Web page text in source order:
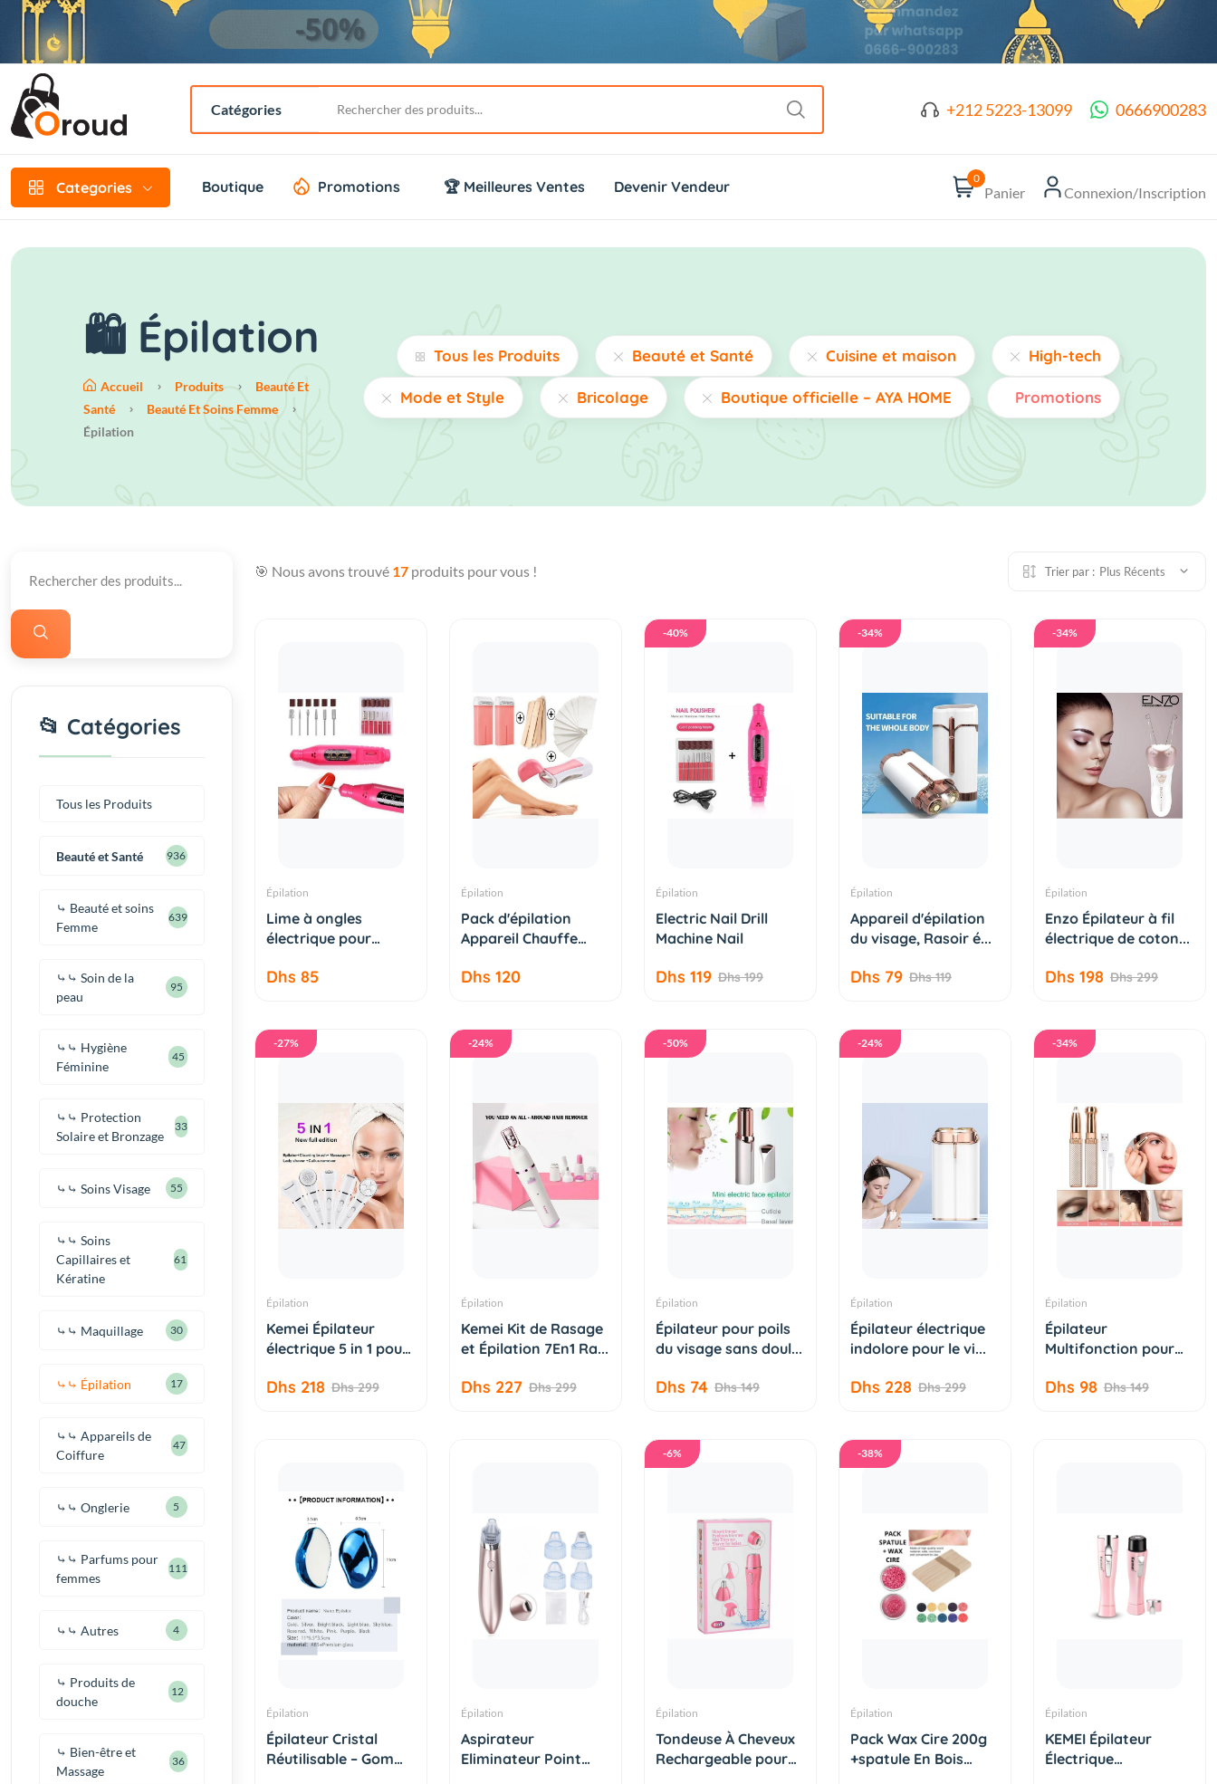
+212 5223-13099 0666900283
Categories Boutique Promotions 🏆 Meilleures Ventes Devenir Vendeur 0
Panier Connexion/Inscription
🛍️ Épilation
Accueil Produits
Beauté Et
Santé
Beauté Et Soins Femme
Épilation
Tous les Produits Beauté et Santé Cuisine et maison High-tech
Mode et Style Bricolage Boutique officielle – AYA HOME Promotions
🎯 Nous avons trouvé 17produits pour vous ! Trier par : Plus Récents
PANIER
Épilation
Lime à ongles
électrique pour
Dhs 85
AJOUTER AU
PANIER
Épilation
Pack d'épilation
Appareil Chauffe
Dhs 120
PANIER
-40%
Épilation
Electric Nail Drill
Machine Nail
Dhs 119 Dhs 199
AJOUTER AU
PANIER
-34%
Épilation
Appareil d'épilation
du visage, Rasoir é...
Dhs 79 Dhs 119
PANIER
-34%
Épilation
Enzo Épilateur à fil
électrique de coton...
Dhs 198 Dhs 299
PANIER
-27%
Épilation
Kemei Épilateur
électrique 5 in 1 pour
Dhs 218 Dhs 299
PANIER
-24%
Épilation
Kemei Kit de Rasage
et Épilation 7En1 Ra...
Dhs 227 Dhs 299
PANIER
-50%
Épilation
Épilateur pour poils
du visage sans doul...
Dhs 74 Dhs 149
AJOUTER AU
PANIER
-24%
Épilation
Épilateur électrique
indolore pour le vi...
Dhs 228 Dhs 299
-34%
Épilation
Épilateur
Multifonction pour
Dhs 98 Dhs 149
PANIER
Épilation
Épilateur Cristal
Réutilisable – Gomme
PANIER
Épilation
Aspirateur
Eliminateur Point
AJOUTER AU
PANIER
-6%
Épilation
Tondeuse À Cheveux
Rechargeable pour
PANIER
-38%
Épilation
Pack Wax Cire 200g
+spatule En Bois
PANIER
Épilation
KEMEI Épilateur
Électrique
📂 Catégories
Tous les Produits
Beauté et Santé 936
⤷ Beauté et soins
Femme
639
⤷⤷ Soin de la
peau
95
⤷⤷ Hygiène
Féminine
45
⤷⤷ Protection
Solaire et Bronzage
33
⤷⤷ Soins Visage 55
⤷⤷ Soins
Capillaires et
Kératine
61
⤷⤷ Maquillage 30
⤷⤷ Épilation 17
⤷⤷ Appareils de
Coiffure
47
⤷⤷ Onglerie 5
⤷⤷ Parfums pour
femmes
111
⤷⤷ Autres 4
⤷ Produits de
douche
12
⤷ Bien-être et
Massage
36